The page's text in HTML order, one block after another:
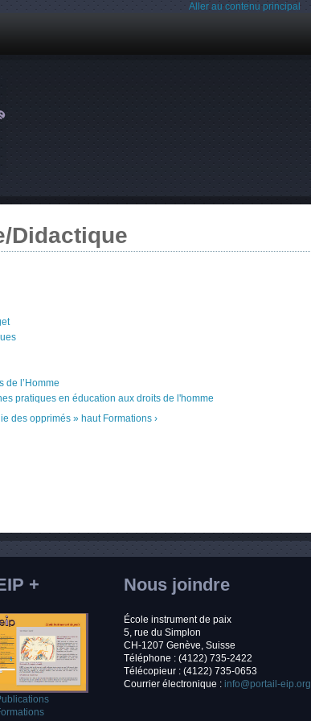
Aller au contenu principal
Didactique
de l’Homme
pratiques en éducation aux droits de l'homme
des opprimés » haut Formations ›
+ Nous joindre
École instrument de paix
5, rue du Simplon
CH-1207 Genève, Suisse
Téléphone : (4122) 735-2422
Télécopieur : (4122) 735-0653
Courrier électronique : info@portail-eip.org